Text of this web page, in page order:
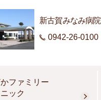
新古賀みなみ病院
0942-26-0100
ファミリー
ック